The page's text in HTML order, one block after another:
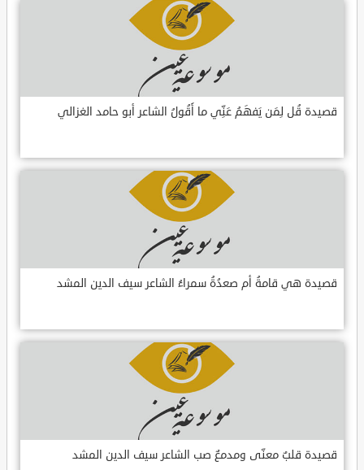
قصيدة قُل لِمَن يَفهَمُ عَنِّي ما أَقُولُ الشاعر أبو حامد الغزالي
قصيدة هي قامةُ أم صعدُةُ سمراءُ الشاعر سيف الدين المشد
قصيدة قلبٌ معنّى ومدمعٌ صب الشاعر سيف الدين المشد